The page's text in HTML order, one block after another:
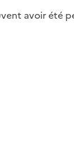
avoir été